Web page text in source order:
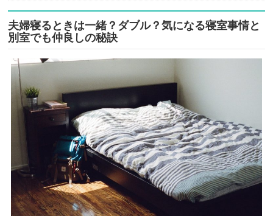
夫婦寝るときは一緒？ダブル？気になる寝室事情と
別室でも仲良しの秘訣